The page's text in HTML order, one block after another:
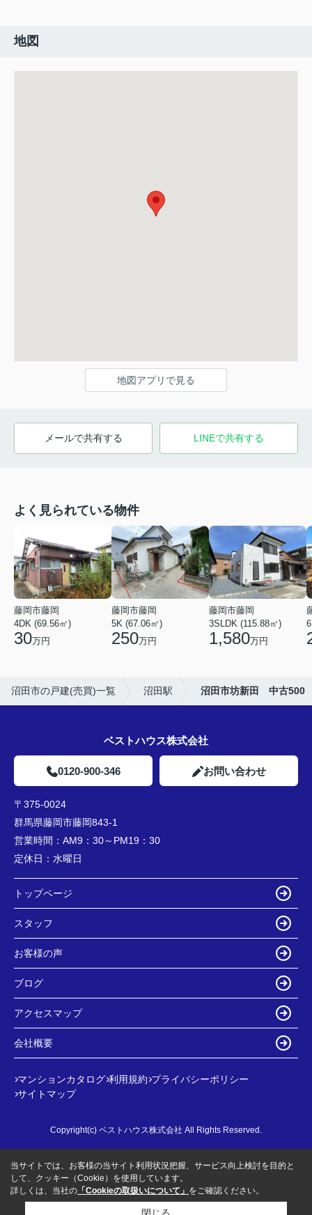
地図
地図アプリで見る
メールで共有する LINEで共有する
よく見られている物件
藤岡市藤岡
4DK (69.56㎡)
30万円
藤岡市藤岡
5K (67.06㎡)
250万円
藤岡市藤岡
3SLDK (115.88㎡)
1,580万円
沼田市の戸建(売買)一覧 沼田駅 沼田市坊新田 中古500
ベストハウス株式会社
0120-900-346 お問い合わせ
〒375-0024
群馬県藤岡市藤岡843-1
営業時間： AM9：30～PM19：30
定休日： 水曜日
トップページ
スタッフ
お客様の声
ブログ
アクセスマップ
会社概要
マンションカタログ 利用規約 プライバシーポリシー
サイトマップ
Copyright(c) ベストハウス株式会社 All Rights Reserved.
当サイトでは、お客様の当サイト利用状況把握、サービス向上検討を目的と
して、クッキー（Cookie）を使用しています。
詳しくは、当社の 「Cookieの取扱いについて」 をご確認ください。
閉じる